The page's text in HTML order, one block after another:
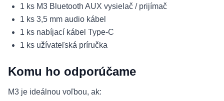
1 ks M3 Bluetooth AUX vysielač / prijímač
1 ks 3,5 mm audio kábel
1 ks nabíjací kábel Type-C
1 ks užívateľská príručka
Komu ho odporúčame
M3 je ideálnou voľbou, ak: